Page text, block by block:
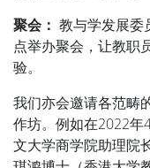
聚会： 教与学发展委
点举办聚会，让教职
验。
我们亦会邀请各范畴
作坊。例如在2022年
文大学商学院助理院